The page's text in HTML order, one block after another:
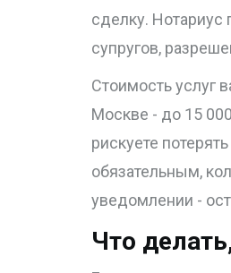
сделку. Нотариус
супругов,
Стоимость услуг
Москве - до 15
рискуете
обязательным,
уведомлении -
Что